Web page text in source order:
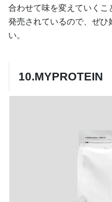
合わせて味を変えていくこ
発売されているので、ぜひ
い。
10.MYPROTEIN